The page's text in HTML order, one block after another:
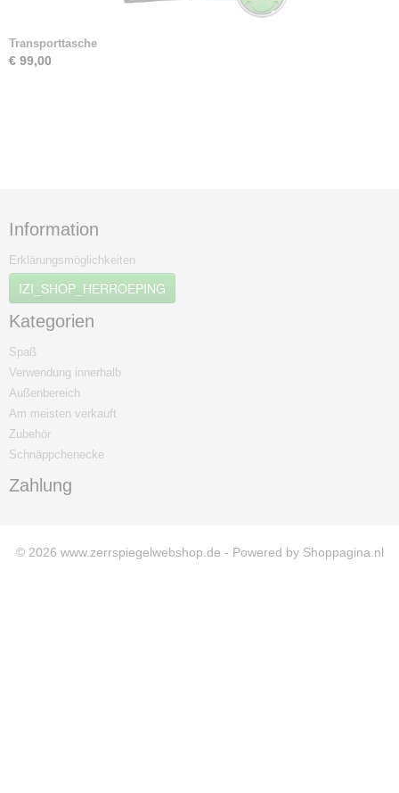
Transporttasche
€ 99,00
Information
Erklärungsmöglichkeiten
IZI_SHOP_HERROEPING
Kategorien
Spaß
Verwendung innerhalb
Außenbereich
Am meisten verkauft
Zubehör
Schnäppchenecke
Zahlung
© 2026 www.zerrspiegelwebshop.de - Powered by Shoppagina.nl